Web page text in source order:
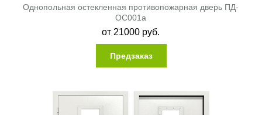
Однопольная остекленная противопожарная дверь ПД-
ОС001a
от 21000 руб.
Предзаказ